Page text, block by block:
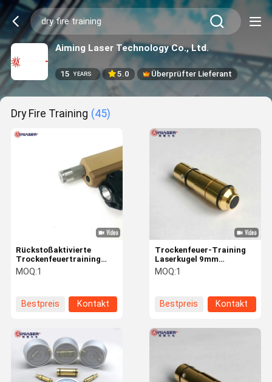
Aiming Laser Technology Co., Ltd.
15 YEARS 5.0 Überprüfter Lieferant
Dry Fire Training (45)
Rückstoßaktivierte
Trockenfeuertraining
Rote & IR Vibrations-
Mündungs-
Airsoft-Pistolen
MOQ:1
Bestpreis Kontakt
Trockenfeuer-Training
Laserkugel 9mm
vergoldete Laserpatrone
für Pistole
MOQ:1
Bestpreis Kontakt